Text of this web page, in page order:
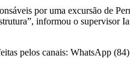
por uma excursão de
informou o supervisor
pelos canais: WhatsApp